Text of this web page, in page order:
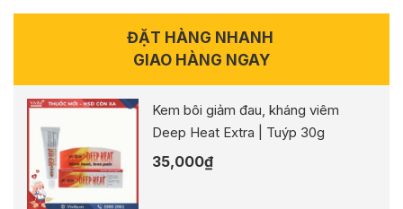
ĐẶT HÀNG NHANH
GIAO HÀNG NGAY
Kem bôi giảm đau, kháng viêm
Deep Heat Extra | Tuýp 30g
35,000₫